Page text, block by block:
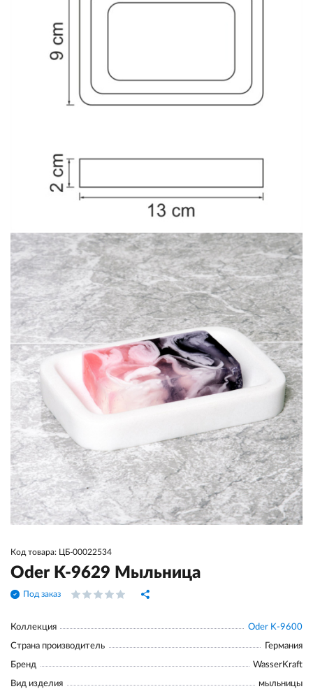
Код товара: ЦБ-00022534
Oder K-9629 Мыльница
Под заказ
Коллекция Oder K-9600
Страна производитель Германия
Бренд WasserKraft
Вид изделия мыльницы